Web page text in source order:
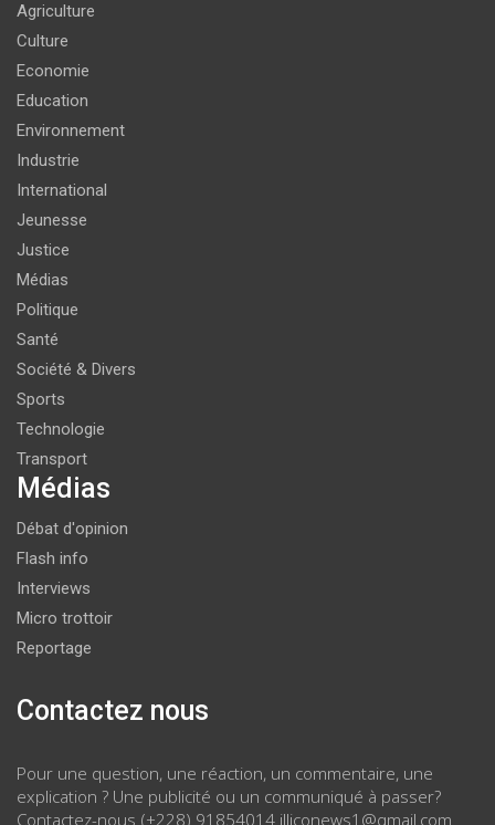
Agriculture
Culture
Economie
Education
Environnement
Industrie
International
Jeunesse
Justice
Médias
Politique
Santé
Société & Divers
Sports
Technologie
Transport
Médias
Débat d'opinion
Flash info
Interviews
Micro trottoir
Reportage
Contactez nous
Pour une question, une réaction, un commentaire, une
explication ? Une publicité ou un communiqué à passer?
Contactez-nous (+228) 91854014 illiconews1@gmail.com